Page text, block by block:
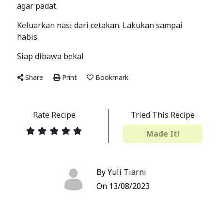
agar padat.
Keluarkan nasi dari cetakan. Lakukan sampai
habis
Siap dibawa bekal
Share Print Bookmark
Rate Recipe
Tried This Recipe
Made It!
By Yuli Tiarni
On 13/08/2023